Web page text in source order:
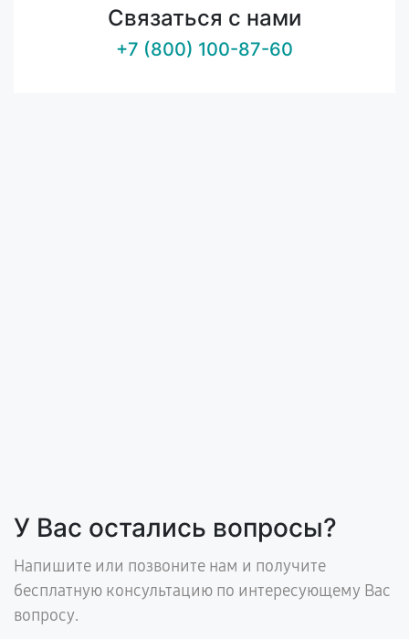
Связаться с нами
+7 (800) 100-87-60
У Вас остались вопросы?
Напишите или позвоните нам и получите
бесплатную консультацию по интересующему Вас
вопросу.